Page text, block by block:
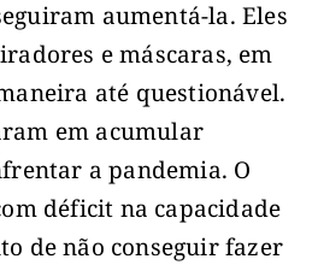
aumentá-la. Eles
e máscaras, em
até questionável.
em acumular
a pandemia. O
déficit na capacidade
de não conseguir fazer